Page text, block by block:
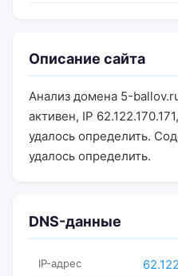
Описание сайта
Анализ домена 5-
активен, IP
удалось определить.
удалось определить.
DNS-данные
IP-адрес